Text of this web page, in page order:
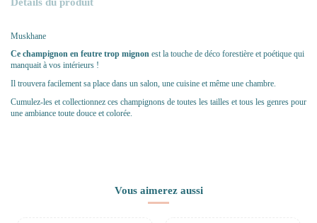
Muskhane
Ce champignon en feutre trop mignon est la touche de déco forestière et poétique qui
manquait à vos intérieurs !
Il trouvera facilement sa place dans un salon, une cuisine et même une chambre.
Cumulez-les et collectionnez ces champignons de toutes les tailles et tous les genres pour
une ambiance toute douce et colorée.
Vous aimerez aussi